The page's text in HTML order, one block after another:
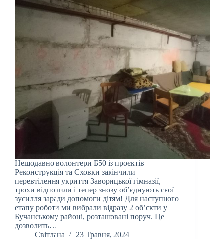
Нещодавно волонтери Б50 із проєктів
Реконструкція та Сховки закінчили
перевтілення укриття Заворицької гімназії,
трохи відпочили і тепер знову об’єднують свої
зусилля заради допомоги дітям! Для наступного
етапу роботи ми вибрали відразу 2 об’єкти у
Бучанському районі, розташовані поруч. Це
дозволить…
Світлана
23 Травня, 2024